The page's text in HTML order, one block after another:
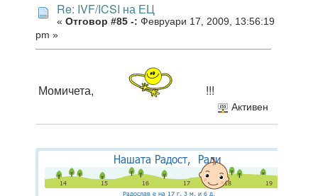
Re: IVF/ICSI на ЕЦ
« Отговор #85 -: Февруари 17, 2009, 13:56:19
pm »
Момичета, !!!
Активен